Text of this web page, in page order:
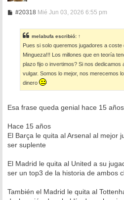
#20318M
a
j
e
Mié Jun 03, 2026 6:55 pm
melabufa escribió: ↑
Pues si solo queremos jugadores a
Mingueza!!! Los millones que en teoría
plazo fijo o invertimos? Si nos dedicamos
vulgar. Somos lo mejor, nos merecemos
dinero
Esa frase queda genial hace 15 años
Hace 15 años
El Barça le quita al Arsenal al mejor
ser suplente
El Madrid le quita al United a su
ser un top3 de la historia de ambos
También el Madrid le quita al